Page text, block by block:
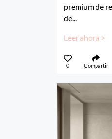
premium de
de...
Leer ahora >
0 Compartir